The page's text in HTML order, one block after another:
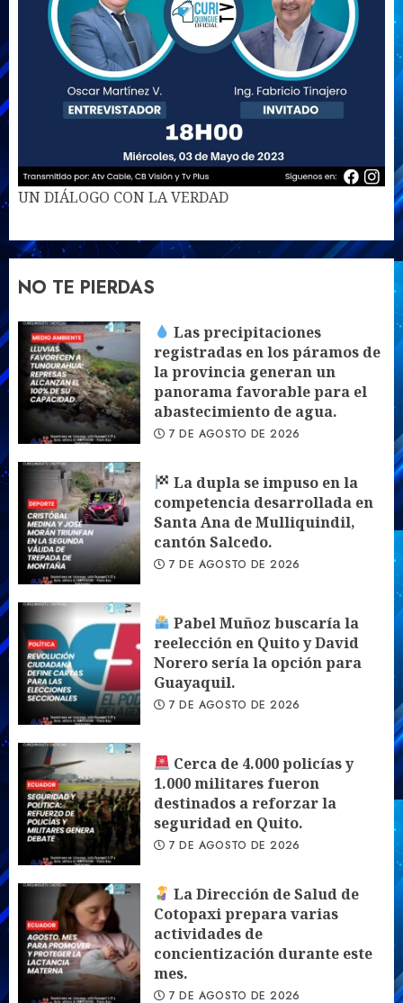
UN DIÁLOGO CON LA VERDAD
NO TE PIERDAS
Las precipitaciones
registradas en los páramos de
la provincia generan un
panorama favorable para el
abastecimiento de agua.
7 DE AGOSTO DE 2026
La dupla se impuso en la
competencia desarrollada en
Santa Ana de Mulliquindil,
cantón Salcedo.
7 DE AGOSTO DE 2026
Pabel Muñoz buscaría la
reelección en Quito y David
Norero sería la opción para
Guayaquil.
7 DE AGOSTO DE 2026
Cerca de 4.000 policías y
1.000 militares fueron
destinados a reforzar la
seguridad en Quito.
7 DE AGOSTO DE 2026
La Dirección de Salud de
Cotopaxi prepara varias
actividades de
concientización durante este
mes.
7 DE AGOSTO DE 2026